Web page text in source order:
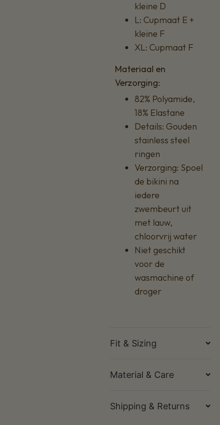
kleine D
L: Cupmaat E +
kleine F
XL: Cupmaat F
Materiaal en
Verzorging:
82% Polyamide,
18% Elastane
Details: Gouden
stainless steel
ringen
Verzorging: Spoel
de bikini na
iedere
zwembeurt uit
met lauw,
chloorvrij water
Niet geschikt
voor de
wasmachine of
droger
Fit & Sizing
Material & Care
Shipping & Returns